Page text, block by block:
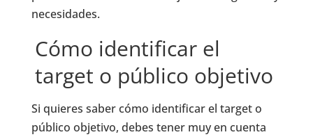
necesidades.
Cómo identificar el
target o público objetivo
Si quieres saber cómo identificar el target o
público objetivo, debes tener muy en cuenta